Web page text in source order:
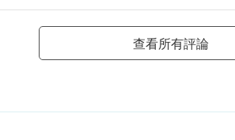
查看所有評論